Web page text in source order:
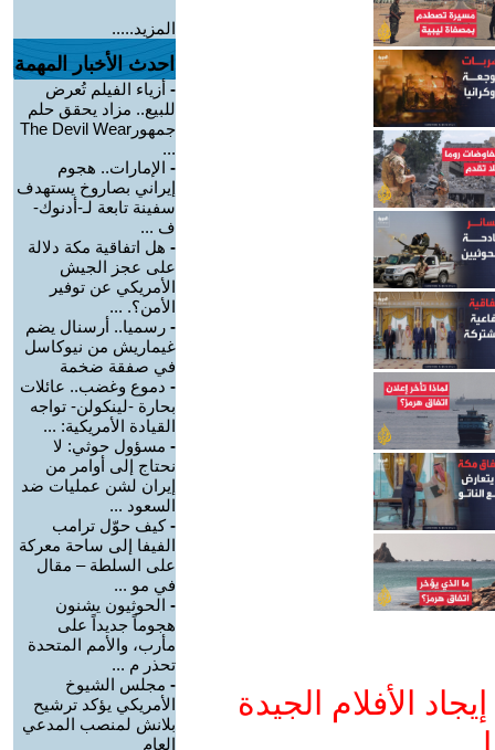
الأفلام الجيدة
المزيد.....
احدث الأخبار المهمة
- أزياء الفيلم تُعرض
للبيع.. مزاد يحقق حلم
جمهورThe Devil Wear
...
- الإمارات.. هجوم
إيراني بصاروخ يستهدف
سفينة تابعة لـ-أدنوك-
ف ...
- هل اتفاقية مكة دلالة
على عجز الجيش
الأمريكي عن توفير
الأمن؟. ...
- رسميا.. أرسنال يضم
غيماريش من نيوكاسل
في صفقة ضخمة
- دموع وغضب.. عائلات
بحارة -لينكولن- تواجه
القيادة الأمريكية: ...
- مسؤول حوثي: لا
نحتاج إلى أوامر من
إيران لشن عمليات ضد
السعود ...
-كيف حوّل ترامب
الفيفا إلى ساحة معركة
على السلطة – مقال
في مو ...
- الحوثيون يشنون
هجوماً جديداً على
مأرب، والأمم المتحدة
تحذر م ...
- مجلس الشيوخ
الأمريكي يؤكد ترشيح
بلانش لمنصب المدعي
العام